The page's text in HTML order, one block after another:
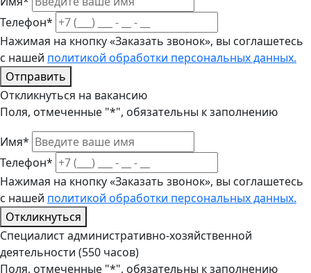
Телефон*
Нажимая на кнопку «Заказать звонок», вы соглашетесь
с нашей политикой обработки персональных данных.
Отправить
Откликнуться на вакансию
Поля, отмеченные "*", обязательны к заполнению
Имя*
Телефон*
Нажимая на кнопку «Заказать звонок», вы соглашетесь
с нашей политикой обработки персональных данных.
Откликнуться
Специалист административно-хозяйственной
деятельности (550 часов)
Поля, отмеченные "*", обязательны к заполнению